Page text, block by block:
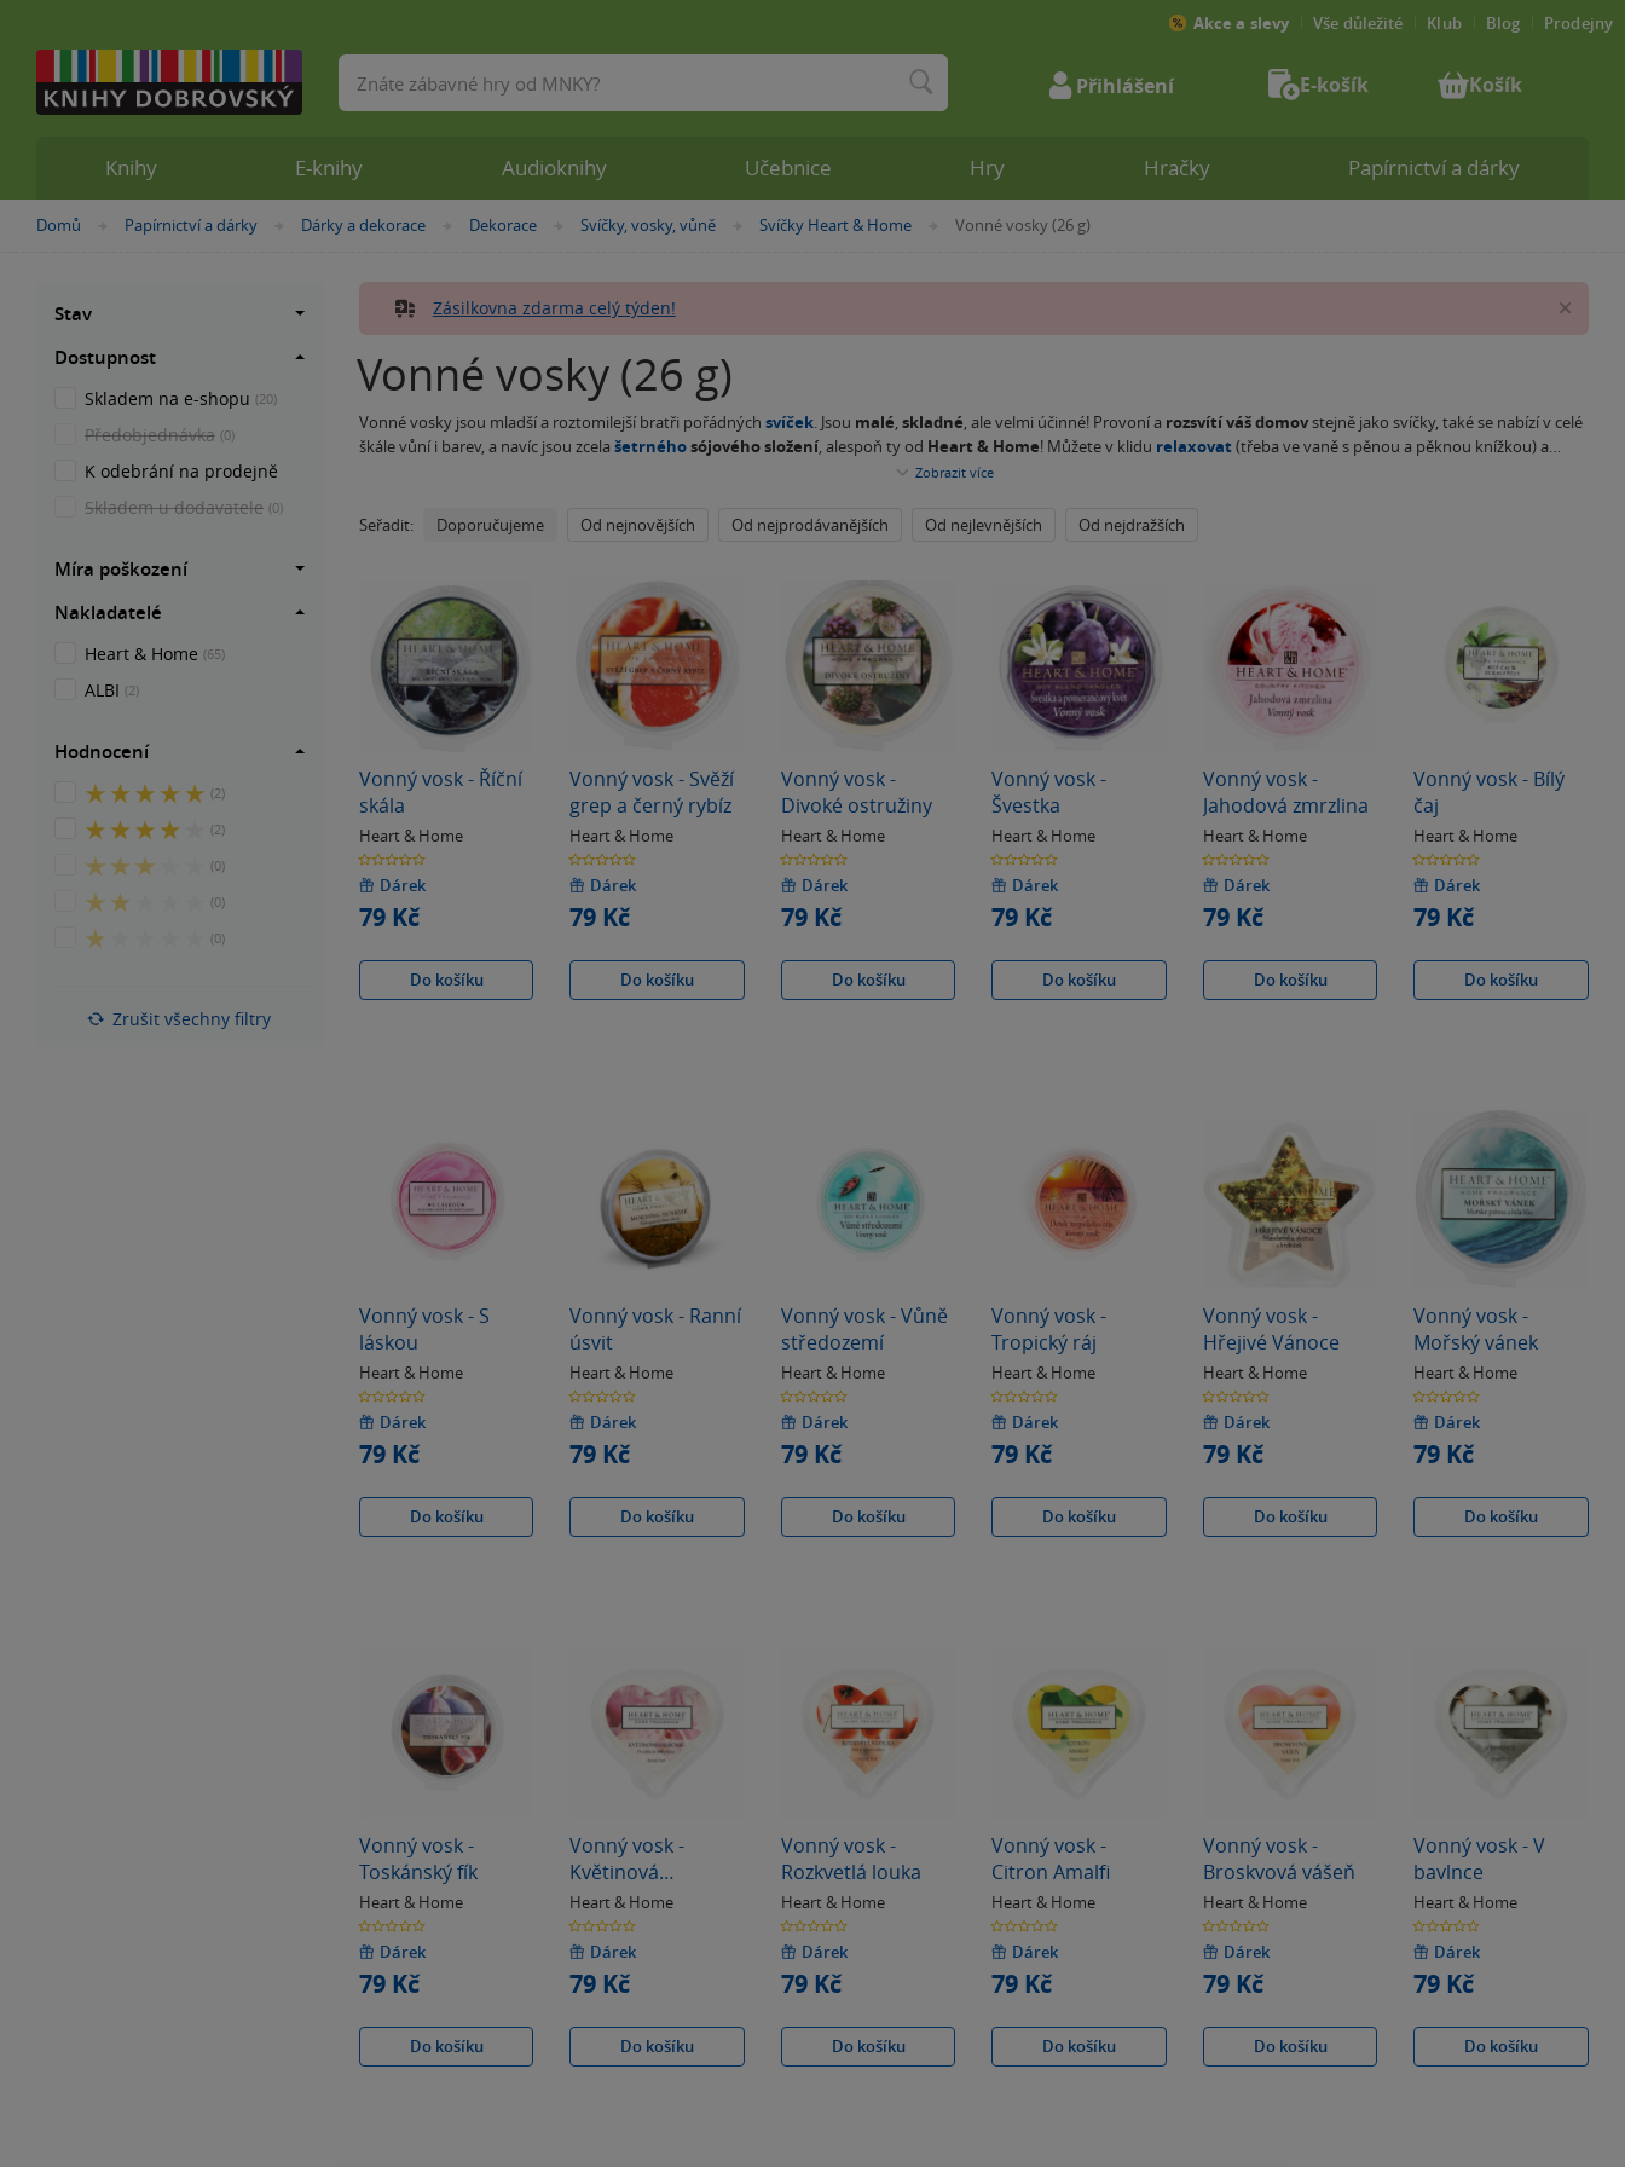
Nacházíte
Domů »Papírnictví a dárky »
Dárky a dekorace »
Dekorace »
Svíčky, vosky, vůně »
Svíčky Heart & Home »
Vonné vosky (26 g)
Zásilkovna zdarma celý týden!
Vonné vosky (26 g)
Vonné vosky jsou mladší a roztomilejší bratři pořádných svíček. Jsou malé, skladné, ale velmi účinné! Provoní a rozsvítí váš domovstejně jako svíčky, také se nabízí v celé
škále vůní i barev, a navíc jsou zcela šetrnéhosójového složení, alespoň ty od Heart & Home! Můžete v klidu relaxovat(třeba ve vaně s pěnou a pěknou knížkou) a
přírodazůstane
Zobrazitvíce
Seřadit: Doporučujeme Od nejnovějších Od nejprodávanějších Od nejlevnějších Od nejdražších
Vonný vosk - Říční
skála
Heart & Home
0.0
z
5
hvězdiček
Dárek
79 Kč
Do košíku
Vonný vosk - Svěží
grep a černý rybíz
Heart & Home
0.0
z
5
hvězdiček
Dárek
79 Kč
Do košíku
Vonný vosk -
Divoké ostružiny
Heart & Home
0.0
z
5
hvězdiček
Dárek
79 Kč
Do košíku
Vonný vosk -
Švestka
Heart & Home
0.0
z
5
hvězdiček
Dárek
79 Kč
Do košíku
Vonný vosk -
Jahodová zmrzlina
Heart & Home
0.0
z
5
hvězdiček
Dárek
79 Kč
Do košíku
Vonný vosk - Bílý
čaj
Heart & Home
0.0
z
5
hvězdiček
Dárek
79 Kč
Do košíku
Vonný vosk - S
láskou
Heart & Home
0.0
z
5
hvězdiček
Dárek
79 Kč
Do košíku
Vonný vosk - Ranní
úsvit
Heart & Home
0.0
z
5
hvězdiček
Dárek
79 Kč
Do košíku
Vonný vosk - Vůně
středozemí
Heart & Home
0.0
z
5
hvězdiček
Dárek
79 Kč
Do košíku
Vonný vosk -
Tropický ráj
Heart & Home
0.0
z
5
hvězdiček
Dárek
79 Kč
Do košíku
Vonný vosk -
Hřejivé Vánoce
Heart & Home
0.0
z
5
hvězdiček
Dárek
79 Kč
Do košíku
Vonný vosk -
Mořský vánek
Heart & Home
0.0
z
5
hvězdiček
Dárek
79 Kč
Do košíku
Vonný vosk -
Toskánský fík
Heart & Home
0.0
z
5
hvězdiček
Dárek
79 Kč
Do košíku
Vonný vosk -
Květinová
harmonie
Heart & Home
0.0
z
5
hvězdiček
Dárek
79 Kč
Do košíku
Vonný vosk -
Rozkvetlá louka
Heart & Home
0.0
z
5
hvězdiček
Dárek
79 Kč
Do košíku
Vonný vosk -
Citron Amalfi
Heart & Home
0.0
z
5
hvězdiček
Dárek
79 Kč
Do košíku
Vonný vosk -
Broskvová vášeň
Heart & Home
0.0
z
5
hvězdiček
Dárek
79 Kč
Do košíku
Vonný vosk - V
bavlnce
Heart & Home
0.0
z
5
hvězdiček
Dárek
79 Kč
Do košíku
Stav
Dostupnost
Skladem na e-shopu (20)
Předobjednávka (0)
K odebrání na prodejně
Skladem u dodavatele (0)
Míra poškození
Nakladatelé
Heart & Home (65)
ALBI (2)
Hodnocení
5
5
hvězdiček
(2)
4
5
hvězdiček
(2)
3
5
hvězdiček
(0)
2
5
(0)
1
(0)
Zrušit všechny filtry
Knihy E-knihy Audioknihy Učebnice Hry Hračky Papírnictví a dárky
Akce a slevy Vše důležité Klub Blog Prodejny
Vyhledávání Přihlášení E-košík Košík